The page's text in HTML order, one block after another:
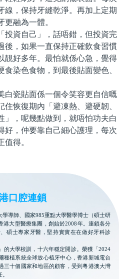
線，保持牙縫乾淨。再加上定期
更融為一體。
資自己」，話唔錯，但投資完
後，如果一直保持正確飲食習慣
靚好多年。最怕就係心急，覺得
食染色食物，到最後貼面變色、
瓷貼面係一個令笑容更自信嘅
恢復期內「避凍熱、避硬韌、
」，呢幾點做到，就唔怕功夫白
好，仲要靠自己細心護理，每次
值得。
口腔連鎖
學導師、國家985重點大學醫學博士（碩士研
港大型醫療集團，創始於2008年。連鎖各分
碩士專家牙醫，堅持實實在在做好牙科診
的大學校訓，十六年穩定開診。榮獲「2024
種植系統全球放心植牙中心，香港新城電台
三十個國家和地區的顧客，受到粵港澳大灣